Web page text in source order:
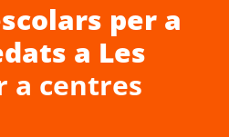
per a
a Les
a centres